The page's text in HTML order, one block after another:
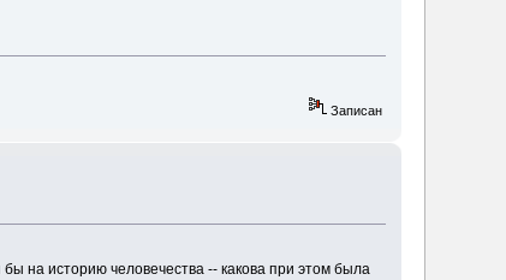
Записан
на историю человечества -- какова при этом была